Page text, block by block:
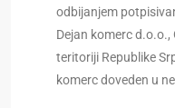
odbijanjem
Dejan komerc
teritoriji Republike
komerc doveden u